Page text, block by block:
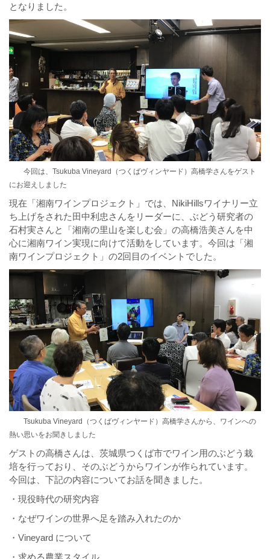
となりました。
今回は、 Tsukuba Vineyard（つくばヴィンヤード） 高橋学さんをゲスト
にお迎えしました
現在「湘南ワインプロジェクト」では、NikiHillsワイナリー立
ち上げをされた田中利忠さんをリーダーに、ぶどう研究者の
石村実さんと「湘南の里山を楽しむ会」の高橋浩美さんを中
心に湘南ワイン実現に向けて活動をしています。今回は「湘
南ワインプロジェクト」の2回目のイベントでした。
Tsukuba Vineyard（つくばヴィンヤード） 高橋学さんから、ワインへの
熱い思いをお聞きしました
ゲストの高橋さんは、茨城県つくば市でワイン用のぶどう栽
培を行っており、そのぶどうからワインが作られています。
今回は、下記の内容についてお話を聞きました。
・現役時代の研究内容
・なぜワインの世界へ足を踏み入れたのか
・Vineyard について